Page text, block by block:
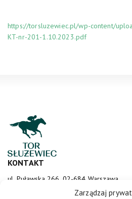
Zarządzaj
https://torsluzewiec.pl/wp-content/
KT-nr-201-1.10.2023.pdf
KONTAKT
ul. Puławska 266, 02-684 Warszawa
sluzewiec@totalizator.pl